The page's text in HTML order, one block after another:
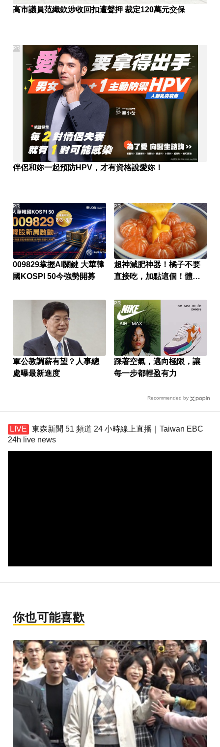
高市議員范織欽涉收回扣遭聲押 裁定120萬元交保
伴侶和妳一起預防HPV，才有資格說愛妳！
PR
009829掌握AI關鍵 大華韓
國KOSPI 50今強勢開募
PR
超神減肥神器！橘子不要
直接吃，加點這個！體重
PR
軍公教調薪有望？人事總
處曝最新進度
踩著空氣，邁向極限，讓
每一步都輕盈有力
PR
Recommended by
東森新聞 51 頻道 24 小時線上直播｜Taiwan EBC
24h live news
你也可能喜歡